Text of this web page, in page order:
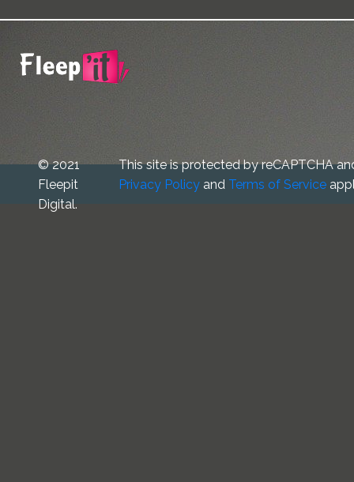
© 2021
Fleepit
Digital.
This site is protected by reCAPTCHA
Privacy Policyand Terms of Service